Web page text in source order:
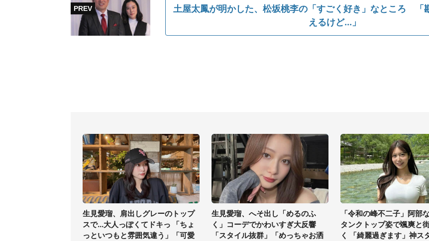
土屋太鳳が明かした、松坂桃李の「すごく好き」なところ 「
えるけど...」
生見愛瑠、肩出しグレーのトップ
スで...大人っぽくてドキっ 「ちょ
っといつもと雰囲気違う」「可愛
生見愛瑠、へそ出し「めるのふ
く」コーデでかわいすぎ大反響
「スタイル抜群」「めっちゃお洒
「令和の峰不二子」阿部
タンクトップ姿で颯爽と
く 「綺麗過ぎます」神ス